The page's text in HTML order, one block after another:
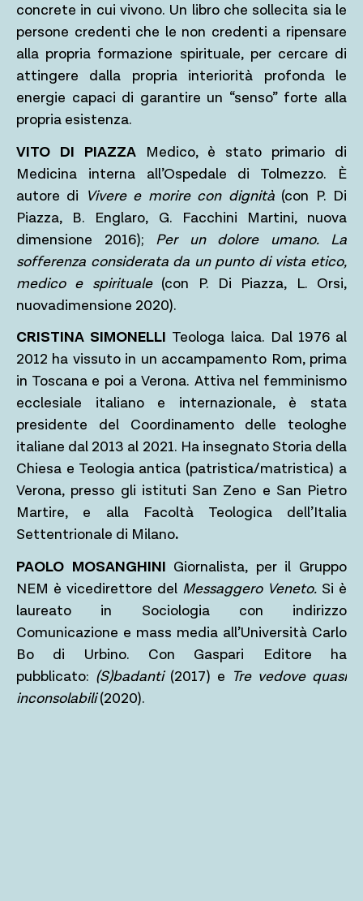
concrete in cui vivono. Un libro che sollecita sia le
persone credenti che le non credenti a ripensare
alla propria formazione spirituale, per cercare di
attingere dalla propria interiorità profonda le
energie capaci di garantire un “senso” forte alla
propria esistenza.
VITO DI PIAZZAMedico, è stato primario di
Medicina interna all’Ospedale di Tolmezzo. È
autore di Vivere e morire con dignità(con P. Di
Piazza, B. Englaro, G. Facchini Martini, nuova
dimensione 2016); Per un dolore umano. La
sofferenza considerata da un punto di vista etico,
medico e spirituale(con P. Di Piazza, L. Orsi,
nuovadimensione 2020).
CRISTINA SIMONELLI Teologa laica. Dal 1976 al
2012 ha vissuto in un accampamento Rom, prima
in Toscana e poi a Verona. Attiva nel femminismo
ecclesiale italiano e internazionale, è stata
presidente del Coordinamento delle teologhe
italiane dal 2013 al 2021. Ha insegnato Storia della
Chiesa e Teologia antica (patristica/matristica) a
Verona, presso gli istituti San Zeno e San Pietro
Martire, e alla Facoltà Teologica dell’Italia
Settentrionale di Milano.
PAOLO MOSANGHINI Giornalista, per il Gruppo
NEM è vicedirettore del Messaggero Veneto. Si è
laureato in Sociologia con indirizzo
Comunicazione e mass media all’Università Carlo
Bo di Urbino. Con Gaspari Editore ha
pubblicato: (S)badanti (2017) e Tre vedove quasi
inconsolabili(2020).